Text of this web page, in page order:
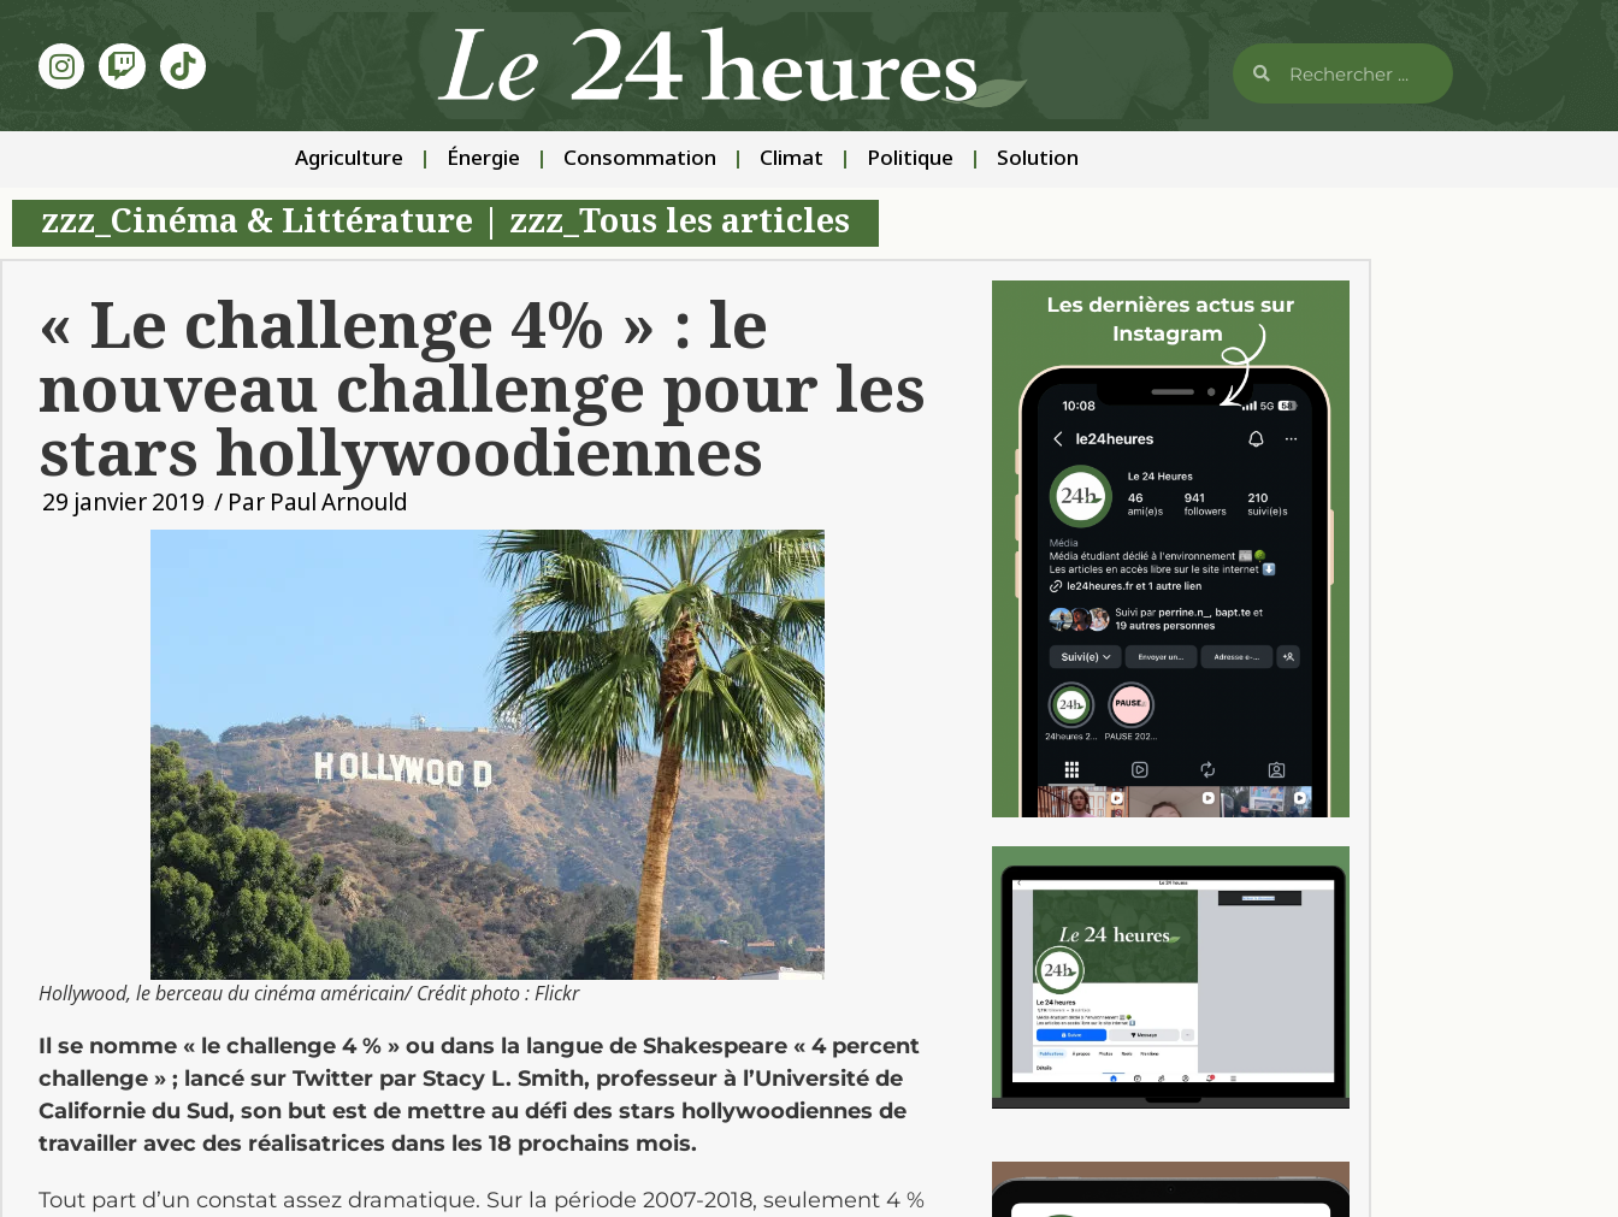
Agriculture Énergie Consommation Climat Politique Solution
zzz_Cinéma & Littérature zzz_Tous les articles
« Le challenge 4% » : le
nouveau challenge pour les
stars hollywoodiennes
29 janvier 2019 / Par Paul Arnould
Hollywood, le berceau du cinéma américain/ Crédit photo : Flickr
Il se nomme « le challenge 4 % » ou dans la langue de Shakespeare « 4 percent
challenge » ; lancé sur Twitter par Stacy L. Smith, professeur à l’Université de
Californie du Sud, son but est de mettre au défi des stars hollywoodiennes de
travailler avec des réalisatrices dans les 18 prochains mois.
Tout part d’un constat assez dramatique. Sur la période 2007-2018, seulement 4 %